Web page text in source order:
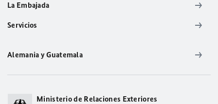
La Embajada
Servicios
Alemania y Guatemala
Ministerio de Relaciones Exteriores